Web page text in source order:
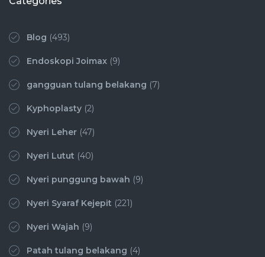
Blog (493)
Endoskopi Joimax (9)
gangguan tulang belakang (7)
Kyphoplasty (2)
Nyeri Leher (47)
Nyeri Lutut (40)
Nyeri punggung bawah (9)
Nyeri Syaraf Kejepit (221)
Nyeri Wajah (9)
Patah tulang belakang (4)